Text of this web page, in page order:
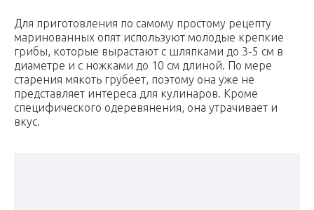
Для приготовления по самому простому рецепту
маринованных опят используют молодые крепкие
грибы, которые вырастают с шляпками до 3-5 см в
диаметре и с ножками до 10 см длиной. По мере
старения мякоть грубеет, поэтому она уже не
представляет интереса для кулинаров. Кроме
специфического одеревянения, она утрачивает и
вкус.